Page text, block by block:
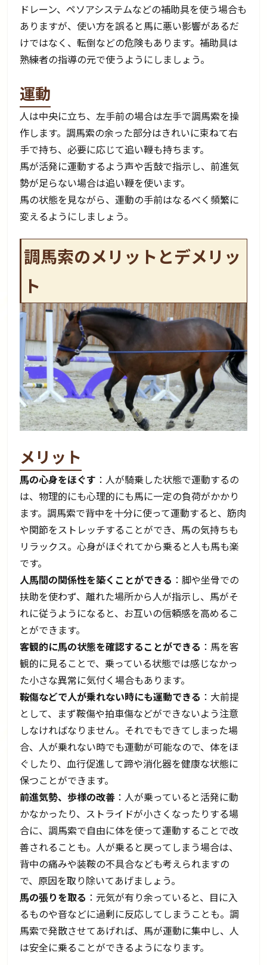
ドレーン、ペソアシステムなどの補助具を使う場合も
ありますが、使い方を誤ると馬に悪い影響があるだ
けではなく、転倒などの危険もあります。補助具は
熟練者の指導の元で使うようにしましょう。
運動
人は中央に立ち、左手前の場合は左手で調馬索を操
作します。調馬索の余った部分はきれいに束ねて右
手で持ち、必要に応じて追い鞭も持ちます。
馬が活発に運動するよう声や舌鼓で指示し、前進気
勢が足らない場合は追い鞭を使います。
馬の状態を見ながら、運動の手前はなるべく頻繁に
変えるようにしましょう。
調馬索のメリットとデメリッ
ト
メリット
馬の心身をほぐす ：人が騎乗した状態で運動するの
は、物理的にも心理的にも馬に一定の負荷がかかり
ます。調馬索で背中を十分に使って運動すると、筋肉
や関節をストレッチすることができ、馬の気持ちも
リラックス。心身がほぐれてから乗ると人も馬も楽
です。
人馬間の関係性を築くことができる ：脚や坐骨での
扶助を使わず、離れた場所から人が指示し、馬がそ
れに従うようになると、お互いの信頼感を高めるこ
とができます。
客観的に馬の状態を確認することができる ：馬を客
観的に見ることで、乗っている状態では感じなかっ
た小さな異常に気付く場合もあります。
鞍傷などで人が乗れない時にも運動できる ：大前提
として、まず鞍傷や拍車傷などができないよう注意
しなければなりません。それでもできてしまった場
合、人が乗れない時でも運動が可能なので、体をほ
ぐしたり、血行促進して蹄や消化器を健康な状態に
保つことができます。
前進気勢、歩様の改善 ：人が乗っていると活発に動
かなかったり、ストライドが小さくなったりする場
合に、調馬索で自由に体を使って運動することで改
善されることも。人が乗ると戻ってしまう場合は、
背中の痛みや装鞍の不具合なども考えられますの
で、原因を取り除いてあげましょう。
馬の張りを取る ：元気が有り余っていると、目に入
るものや音などに過剰に反応してしまうことも。調
馬索で発散させてあげれば、馬が運動に集中し、人
は安全に乗ることができるようになります。